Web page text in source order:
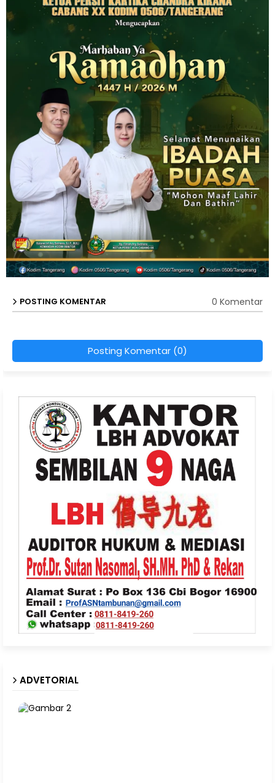
POSTING KOMENTAR 0 Komentar
Posting Komentar (0)
ADVETORIAL